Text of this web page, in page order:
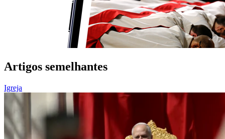
Artigos semelhantes
Igreja